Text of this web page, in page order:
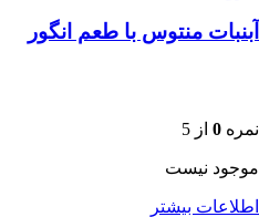
آبنبات منتوس با طعم انگور
نمره 0 از 5
موجود نیست
اطلاعات بیشتر